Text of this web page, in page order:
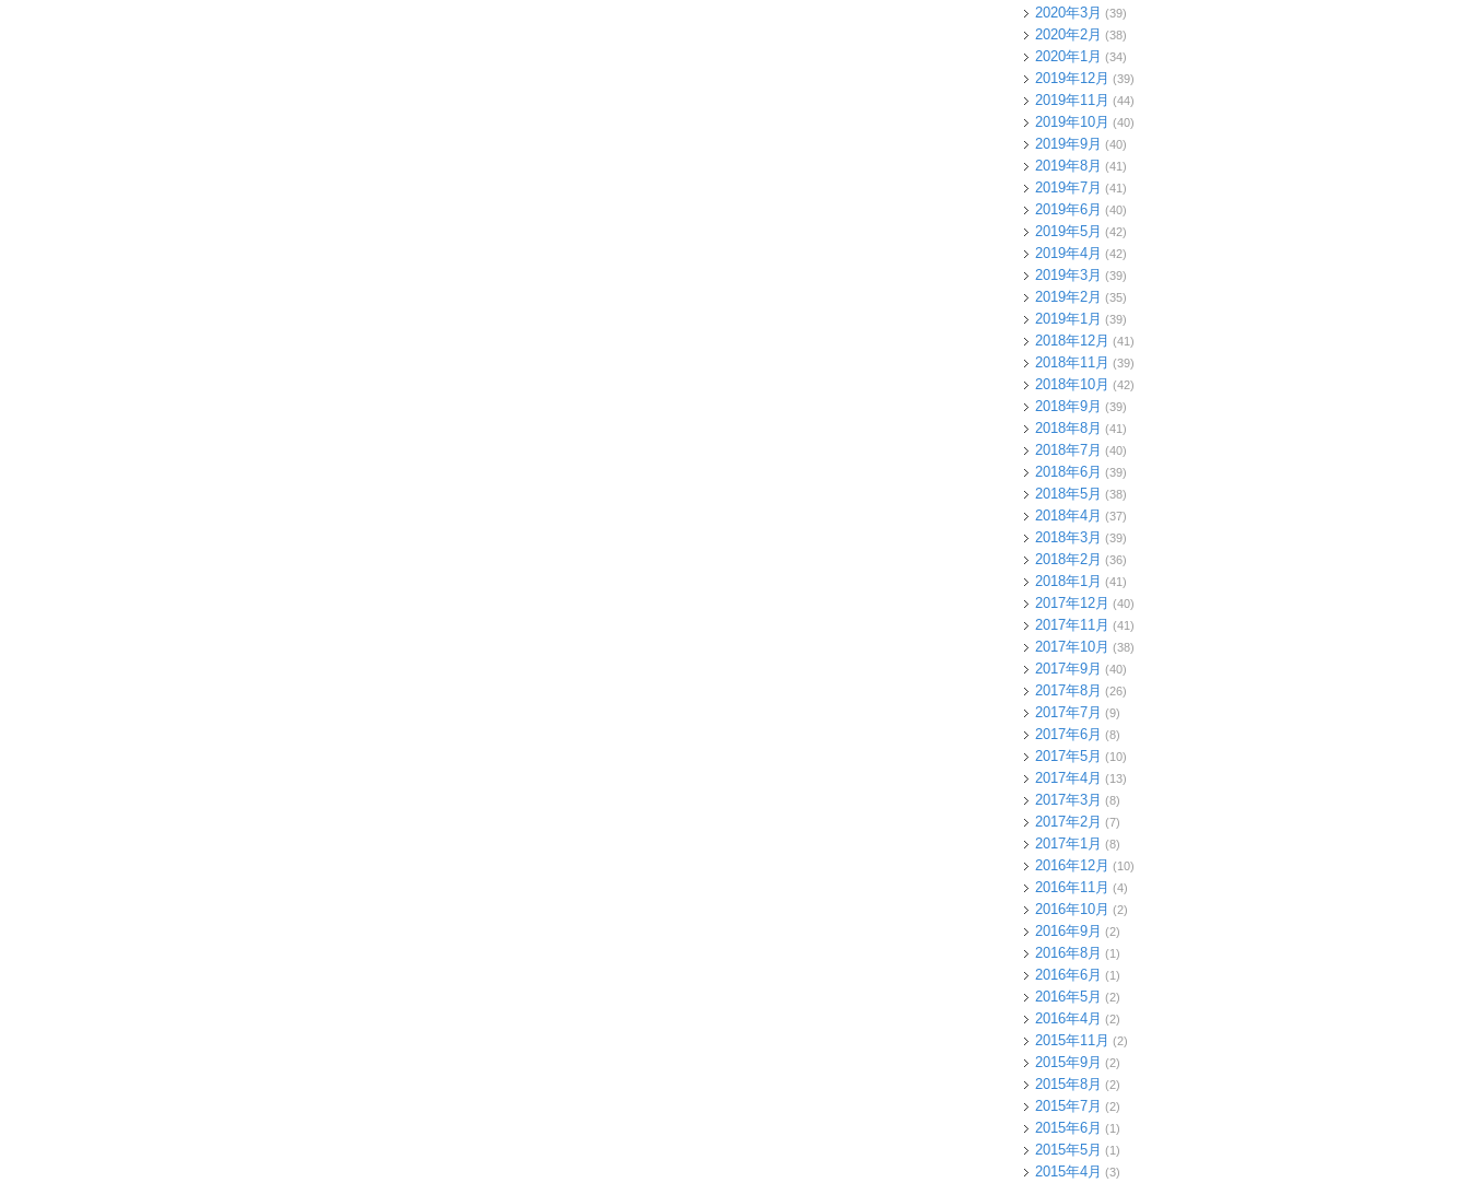
2020年3月 (39)
2020年2月 (38)
2020年1月 (34)
2019年12月 (39)
2019年11月 (44)
2019年10月 (40)
2019年9月 (40)
2019年8月 (41)
2019年7月 (41)
2019年6月 (40)
2019年5月 (42)
2019年4月 (42)
2019年3月 (39)
2019年2月 (35)
2019年1月 (39)
2018年12月 (41)
2018年11月 (39)
2018年10月 (42)
2018年9月 (39)
2018年8月 (41)
2018年7月 (40)
2018年6月 (39)
2018年5月 (38)
2018年4月 (37)
2018年3月 (39)
2018年2月 (36)
2018年1月 (41)
2017年12月 (40)
2017年11月 (41)
2017年10月 (38)
2017年9月 (40)
2017年8月 (26)
2017年7月 (9)
2017年6月 (8)
2017年5月 (10)
2017年4月 (13)
2017年3月 (8)
2017年2月 (7)
2017年1月 (8)
2016年12月 (10)
2016年11月 (4)
2016年10月 (2)
2016年9月 (2)
2016年8月 (1)
2016年6月 (1)
2016年5月 (2)
2016年4月 (2)
2015年11月 (2)
2015年9月 (2)
2015年8月 (2)
2015年7月 (2)
2015年6月 (1)
2015年5月 (1)
2015年4月 (3)